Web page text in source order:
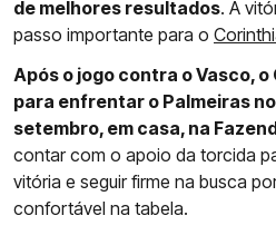
de melhores resultados. A
passo importante para o
Após o jogo contra o Vasco,
para enfrentar o Palmeiras
setembro, em casa, na
contar com o apoio da torcida
vitória e seguir firme na busca
confortável na tabela.